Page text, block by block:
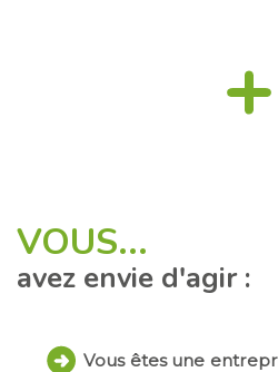
VOUS...
avez envie d'agir :
Vous êtes une